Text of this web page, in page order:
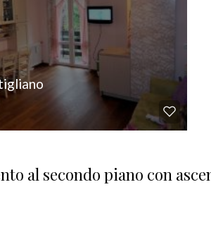
al secondo piano con